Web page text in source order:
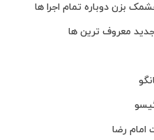
بزن دوباره تمام اجرا ها
معروف ترین ها
امام رضا